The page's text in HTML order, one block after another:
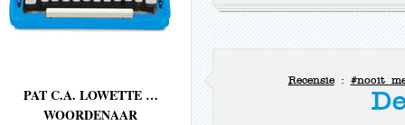
PAT C.A. LOWETTE …
WOORDENAAR
Recensie: #nooit